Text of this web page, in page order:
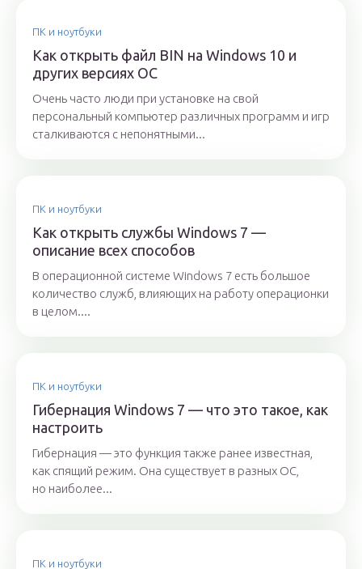
ПК и ноутбуки
Как открыть файл BIN на Windows 10 и
других версиях ОС
Очень часто люди при установке на свой
персональный компьютер различных программ и игр
сталкиваются с непонятными...
ПК и ноутбуки
Как открыть службы Windows 7 —
описание всех способов
В операционной системе Windows 7 есть большое
количество служб, влияющих на работу операционки
в целом....
ПК и ноутбуки
Гибернация Windows 7 — что это такое, как
настроить
Гибернация — это функция также ранее известная,
как спящий режим. Она существует в разных ОС,
но наиболее...
ПК и ноутбуки